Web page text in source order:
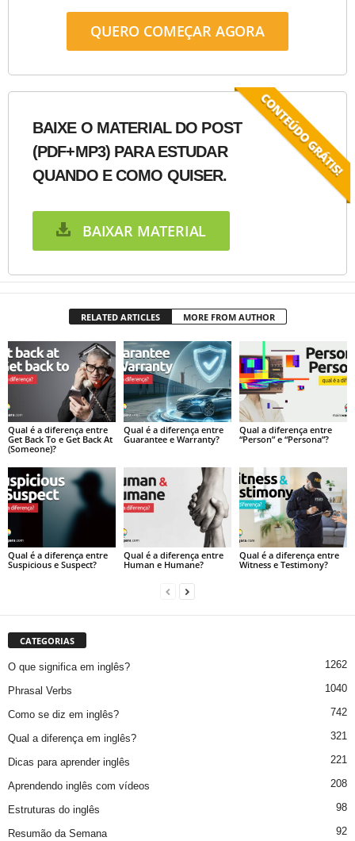
QUERO COMEÇAR AGORA
BAIXE O MATERIAL DO POST
(PDF+MP3) PARA ESTUDAR
QUANDO E COMO QUISER.
BAIXAR MATERIAL
RELATED ARTICLES MORE FROM AUTHOR
Qual é a diferença entre
Get Back To e Get Back At
(Someone)?
Qual é a diferença entre
Guarantee e Warranty?
Qual a diferença entre
“Person” e “Persona”?
Qual é a diferença entre
Suspicious e Suspect?
Qual é a diferença entre
Human e Humane?
Qual é a diferença entre
Witness e Testimony?
CATEGORIAS
O que significa em inglês? 1262
Phrasal Verbs 1040
Como se diz em inglês? 742
Qual a diferença em inglês? 321
Dicas para aprender inglês 221
Aprendendo inglês com vídeos 208
Estruturas do inglês 98
Resumão da Semana 92